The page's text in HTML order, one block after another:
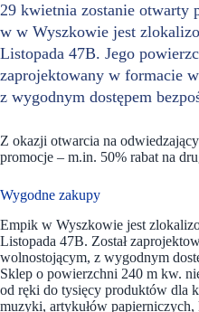
29 kwietnia zostanie otwarty
w w Wyszkowie jest
Listopada 47B. Jego
zaprojektowany w formacie
z wygodnym dostępem
Z okazji otwarcia na
promocje – m.in. 50% rabat na
Wygodne zakupy
Empik w Wyszkowie jest
Listopada 47B. Został
wolnostojącym, z wygodnym
Sklep o powierzchni 240 m kw.
od ręki do tysięcy produktów dla
muzyki, artykułów